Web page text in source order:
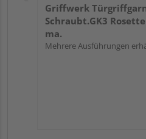
Griffwerk
Schraubt.GK3
ma.
Mehrere Ausführungen